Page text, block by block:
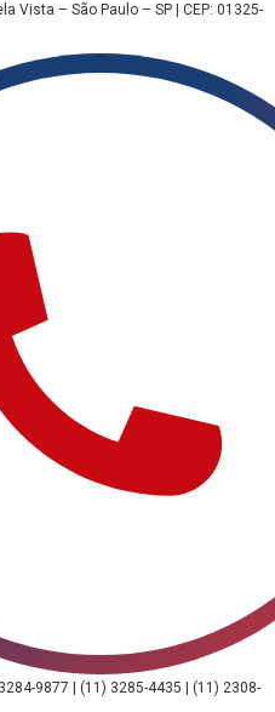
Vista – São Paulo – SP | CEP: 01325-
9877 | (11) 3285-4435 | (11) 2308-